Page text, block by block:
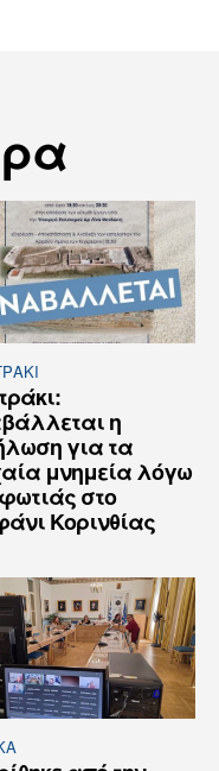
η
για τα
μνημεία λόγω
στο
Κορινθίας